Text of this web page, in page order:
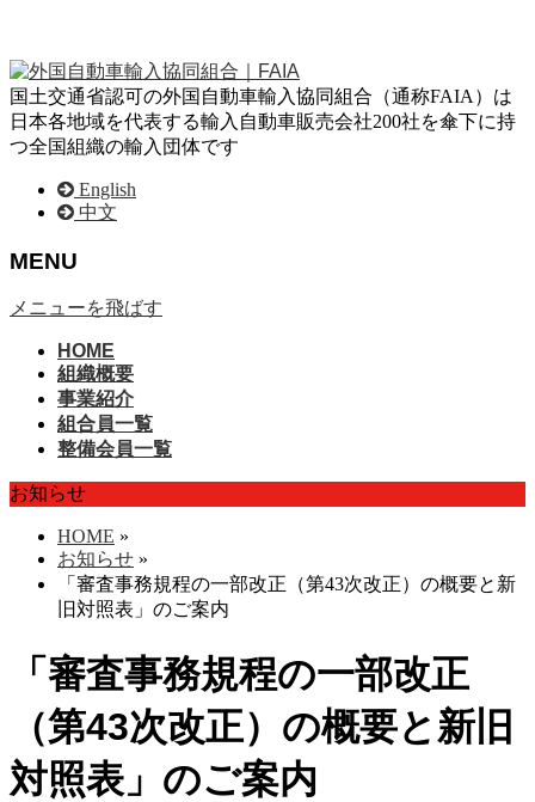
国土交通省認可の外国自動車輸入協同組合（通称FAIA）は
日本各地域を代表する輸入自動車販売会社200社を傘下に持
つ全国組織の輸入団体です
English
中文
MENU
メニューを飛ばす
HOME
組織概要
事業紹介
組合員一覧
整備会員一覧
お知らせ
HOME »
お知らせ »
「審査事務規程の一部改正（第43次改正）の概要と新
旧対照表」のご案内
「審査事務規程の一部改正
（第43次改正）の概要と新旧
対照表」のご案内